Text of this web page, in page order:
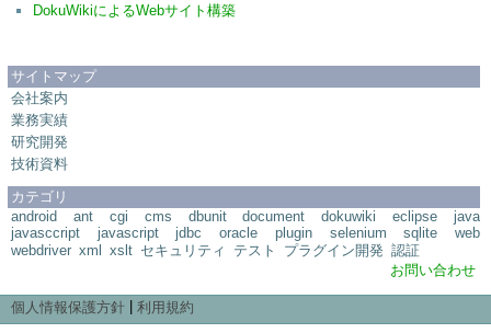
DokuWikiによるWebサイト構築
サイトマップ
会社案内
業務実績
研究開発
技術資料
カテゴリ
android
ant cgi cms dbunit document dokuwiki eclipse
java
javasccript
javascript jdbc oracle plugin selenium sqlite
web
webdriver xml xslt セキュリティ テスト プラグイン開発 認証
お問い合わせ
個人情報保護方針| 利用規約